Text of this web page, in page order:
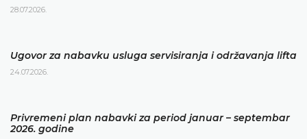
28.07.2026.
Ugovor za nabavku usluga servisiranja i održavanja lifta
24.07.2026.
Privremeni plan nabavki za period januar – septembar
2026. godine